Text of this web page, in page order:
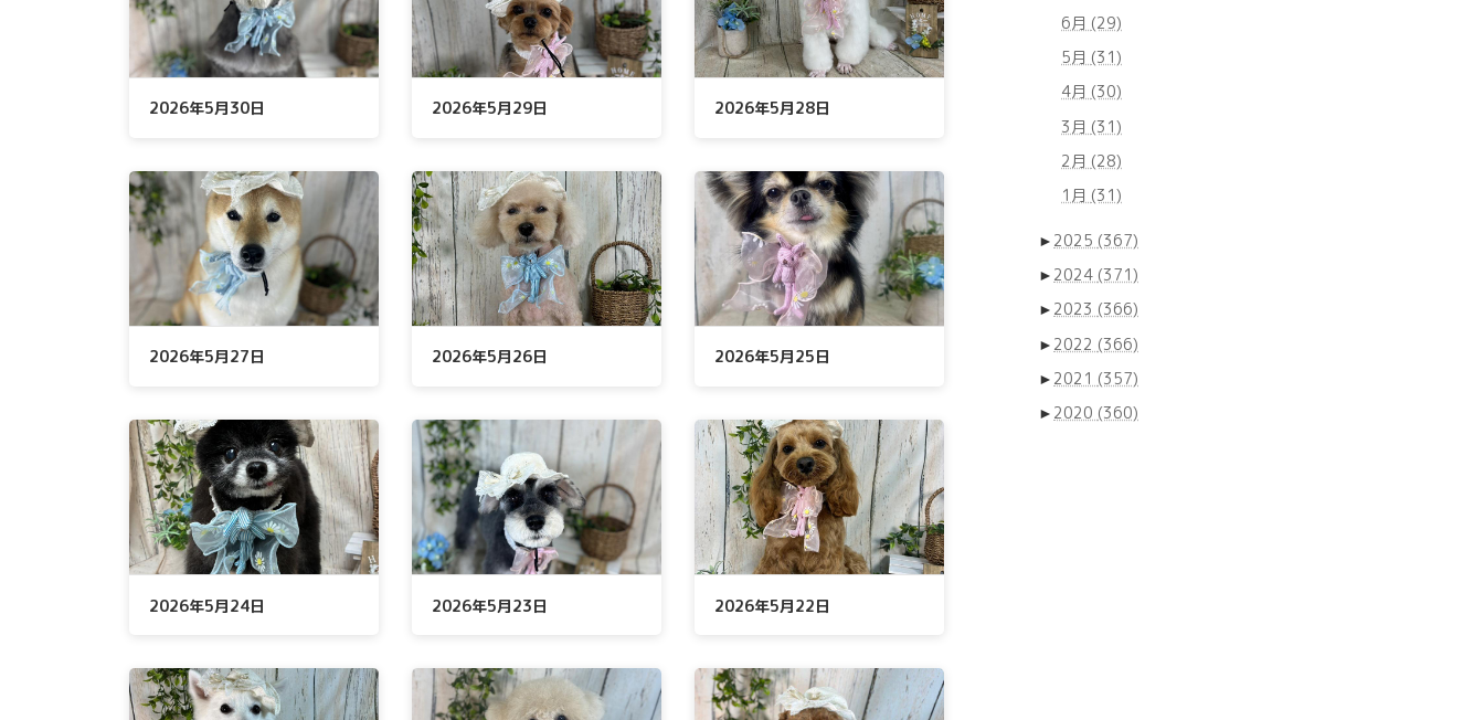
2026年5月30日 2026年5月29日 2026年5月28日
2026年5月27日 2026年5月26日 2026年5月25日
2026年5月24日 2026年5月23日 2026年5月22日
6月 (29)
5月 (31)
4月 (30)
3月 (31)
2月 (28)
1月 (31)
► 2025 (367)
► 2024 (371)
► 2023 (366)
► 2022 (366)
► 2021 (357)
► 2020 (360)